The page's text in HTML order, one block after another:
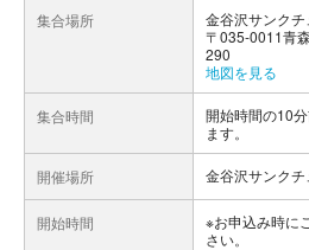
集合場所
金谷沢サンク
〒035-0011青
290
地図を見る
集合時間
開始時間の10
ます。
開催場所 金谷沢サンク
開始時間
※お申込み時に
さい。